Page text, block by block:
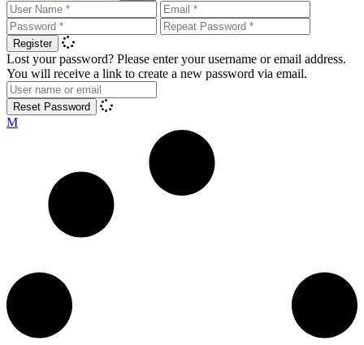
Register
Lost your password? Please enter your username or email address.
You will receive a link to create a new password via email.
Reset Password